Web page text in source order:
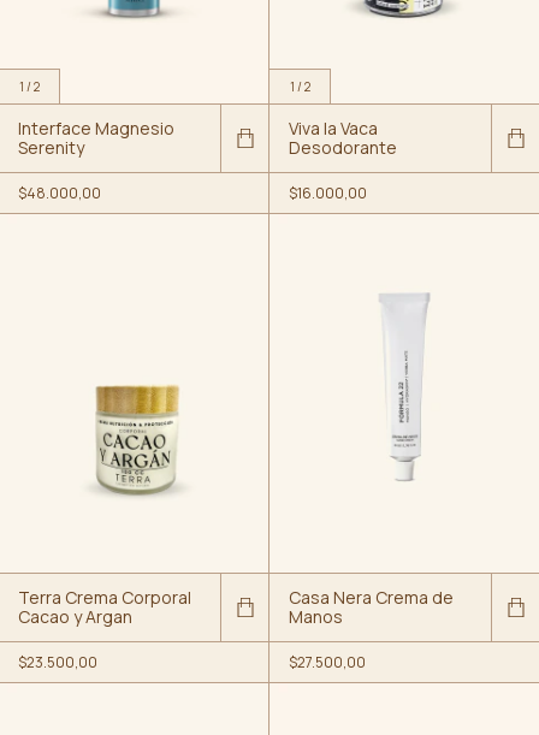
1 /2
Interface Magnesio
Serenity
$48.000,00
1 /2
Viva la Vaca
Desodorante
$16.000,00
Terra Crema Corporal
Cacao y Argan
$23.500,00
Casa Nera Crema de
Manos
$27.500,00